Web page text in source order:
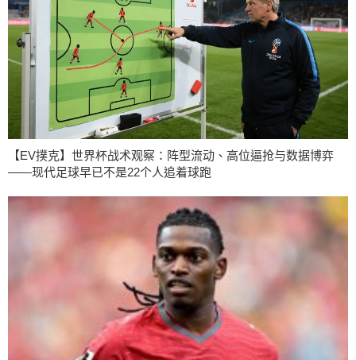
【EV撲克】世界杯战术观察：阵型流动、高位逼抢与数据博弈
——现代足球早已不是22个人追着球跑